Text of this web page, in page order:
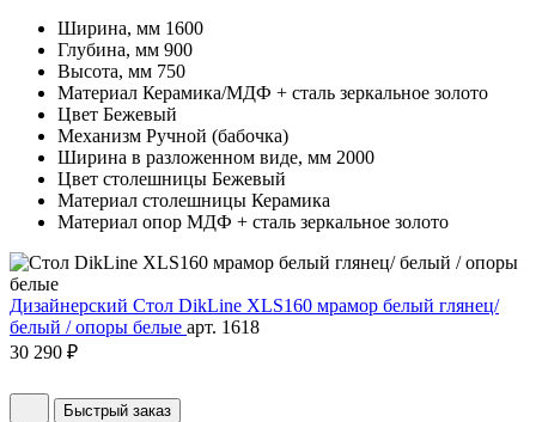
Ширина, мм 1600
Глубина, мм 900
Высота, мм 750
Материал Керамика/МДФ + сталь зеркальное золото
Цвет Бежевый
Механизм Ручной (бабочка)
Ширина в разложенном виде, мм 2000
Цвет столешницы Бежевый
Материал столешницы Керамика
Материал опор МДФ + сталь зеркальное золото
Дизайнерский Стол DikLine XLS160 мрамор белый глянец/
белый / опоры белые арт. 1618
30 290 ₽
Быстрый заказ